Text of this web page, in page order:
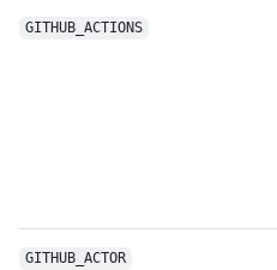
GITHUB_ACTIONS
GITHUB_ACTOR